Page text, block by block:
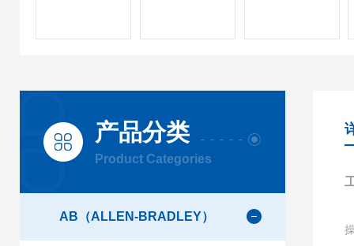
产品分类
Product Categories
AB（ALLEN-BRADLEY）